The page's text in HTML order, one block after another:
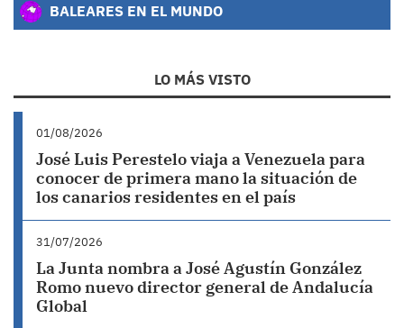
BALEARES EN EL MUNDO
LO MÁS VISTO
01/08/2026
José Luis Perestelo viaja a Venezuela para
conocer de primera mano la situación de
los canarios residentes en el país
31/07/2026
La Junta nombra a José Agustín González
Romo nuevo director general de Andalucía
Global